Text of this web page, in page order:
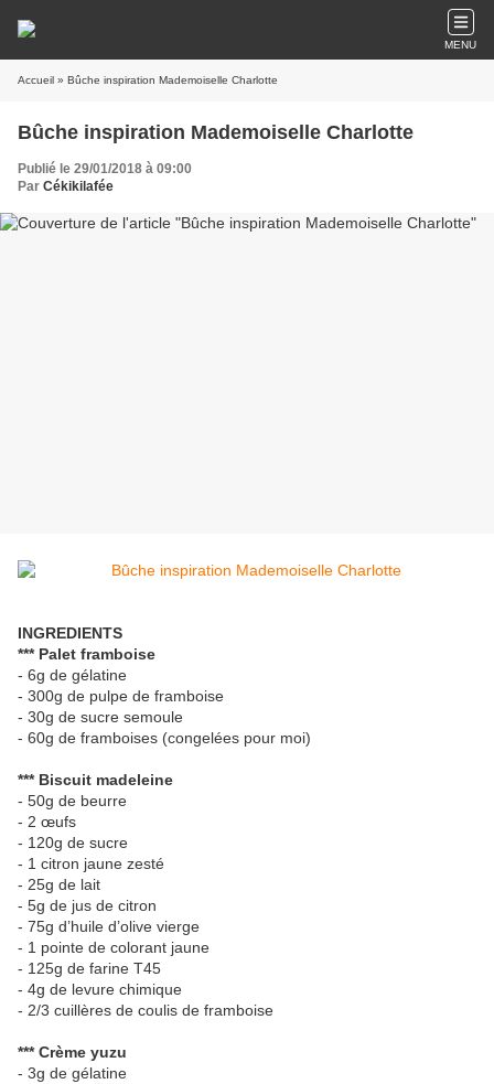
MENU
Accueil » Bûche inspiration Mademoiselle Charlotte
Bûche inspiration Mademoiselle Charlotte
Publié le 29/01/2018 à 09:00
Par Cékikilafée
INGREDIENTS
*** Palet framboise
- 6g de gélatine
- 300g de pulpe de framboise
- 30g de sucre semoule
- 60g de framboises (congelées pour moi)
*** Biscuit madeleine
- 50g de beurre
- 2 œufs
- 120g de sucre
- 1 citron jaune zesté
- 25g de lait
- 5g de jus de citron
- 75g d’huile d’olive vierge
- 1 pointe de colorant jaune
- 125g de farine T45
- 4g de levure chimique
- 2/3 cuillères de coulis de framboise
*** Crème yuzu
- 3g de gélatine